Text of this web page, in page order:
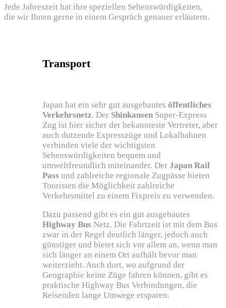
Jede Jahreszeit hat ihre speziellen Sehenswürdigkeiten,
die wir Ihnen gerne in einem Gespräch genauer erläutern.
Transport
Japan hat ein sehr gut ausgebautes öffentliches
Verkehrsnetz. Der Shinkansen Super-Express
Zug ist hier sicher der bekannteste Vertreter, aber
auch dutzende Expresszüge und Lokalbahnen
verbinden viele der wichtigsten
Sehenswürdigkeiten bequem und
umweltfreundlich miteinander. Der Japan Rail
Pass und zahlreiche regionale Zugpässe bieten
Touristen die Möglichkeit zahlreiche
Verkehrsmittel zu einem Fixpreis zu verwenden.
Dazu passend gibt es ein gut ausgebautes
Highway Bus Netz. Die Fahrtzeit ist mit dem Bus
zwar in der Regel deutlich länger, jedoch auch
günstiger und bietet sich vor allem an, wenn man
sich länger an einem Ort aufhält bevor man
weiterzieht. Auch dort, wo aufgrund der
Geographie keine Züge fahren können, gibt es
praktische Highway Bus Verbindungen, die
Reisenden lange Umwege ersparen.